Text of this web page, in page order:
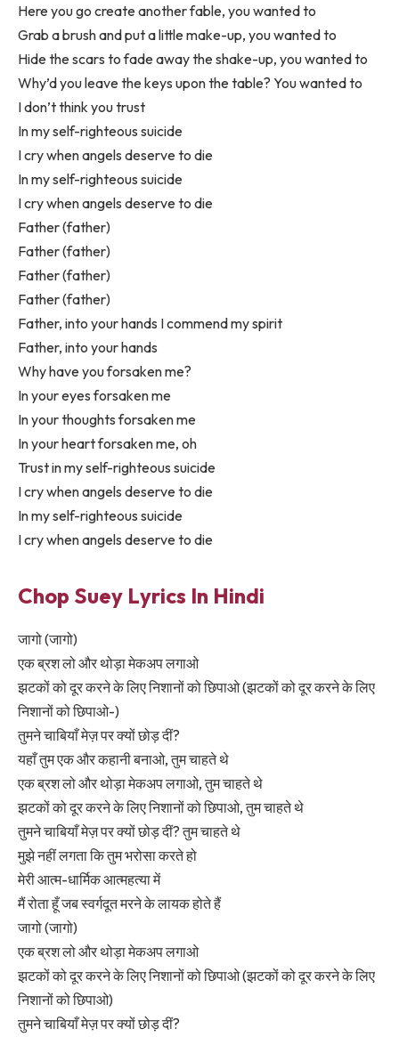
Here you go create another fable, you wanted to
Grab a brush and put a little make-up, you wanted to
Hide the scars to fade away the shake-up, you wanted to
Why’d you leave the keys upon the table? You wanted to
I don’t think you trust
In my self-righteous suicide
I cry when angels deserve to die
In my self-righteous suicide
I cry when angels deserve to die
Father (father)
Father (father)
Father (father)
Father (father)
Father, into your hands I commend my spirit
Father, into your hands
Why have you forsaken me?
In your eyes forsaken me
In your thoughts forsaken me
In your heart forsaken me, oh
Trust in my self-righteous suicide
I cry when angels deserve to die
In my self-righteous suicide
I cry when angels deserve to die
Chop Suey Lyrics In Hindi
जागो (जागो)
एक ब्रश लो और थोड़ा मेकअप लगाओ
झटकों को दूर करने के लिए निशानों को छिपाओ (झटकों को दूर करने के लिए
निशानों को छिपाओ-)
तुमने चाबियाँ मेज़ पर क्यों छोड़ दीं?
यहाँ तुम एक और कहानी बनाओ, तुम चाहते थे
एक ब्रश लो और थोड़ा मेकअप लगाओ, तुम चाहते थे
झटकों को दूर करने के लिए निशानों को छिपाओ, तुम चाहते थे
तुमने चाबियाँ मेज़ पर क्यों छोड़ दीं? तुम चाहते थे
मुझे नहीं लगता कि तुम भरोसा करते हो
मेरी आत्म-धार्मिक आत्महत्या में
मैं रोता हूँ जब स्वर्गदूत मरने के लायक होते हैं
जागो (जागो)
एक ब्रश लो और थोड़ा मेकअप लगाओ
झटकों को दूर करने के लिए निशानों को छिपाओ (झटकों को दूर करने के लिए
निशानों को छिपाओ)
तुमने चाबियाँ मेज़ पर क्यों छोड़ दीं?